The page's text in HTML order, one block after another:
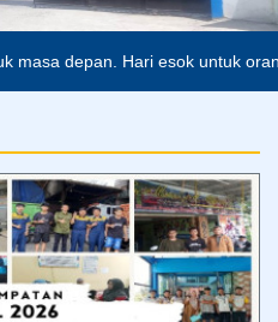
Hari esok untuk orang-